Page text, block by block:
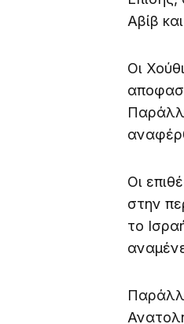
Αβίβ
Οι
Οι
στην
το